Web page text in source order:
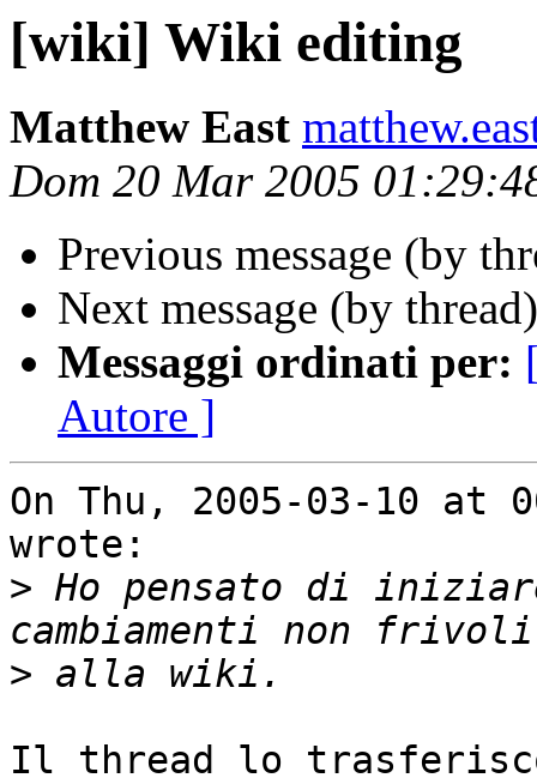
[wiki] Wiki editing
Matthew East
Dom 20 Mar 2005
Previous message (by
Next message (by
Messaggi ordinati per:
Autore ]
On Thu, 2005-03-10 at
wrote:
> Ho pensato di
>
Il thread lo